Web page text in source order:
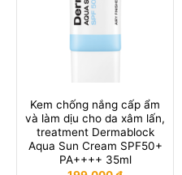
Kem chống nắng cấp ẩm
và làm dịu cho da xâm lấn,
treatment Dermablock
Aqua Sun Cream SPF50+
PA++++ 35ml